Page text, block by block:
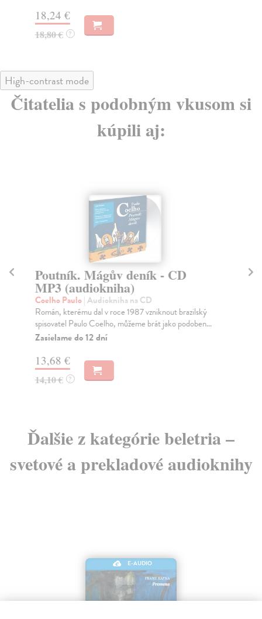
18,24 €
18,80 € ?
High-contrast mode
Čitatelia s podobným vkusom si
kúpili aj:
Poutník. Mágův deník - CD
MP3 (audiokniha)
Coelho Paulo| Audiokniha na CD
Román, kterému dal v roce 1987 vzniknout brazilský
spisovatel Paulo Coelho, můžeme brát jako podoben...
Zasielame do 12 dní
13,68 €
14,10 € ?
Ďalšie z kategórie beletria –
svetové a prekladové audioknihy
E-AUDIO